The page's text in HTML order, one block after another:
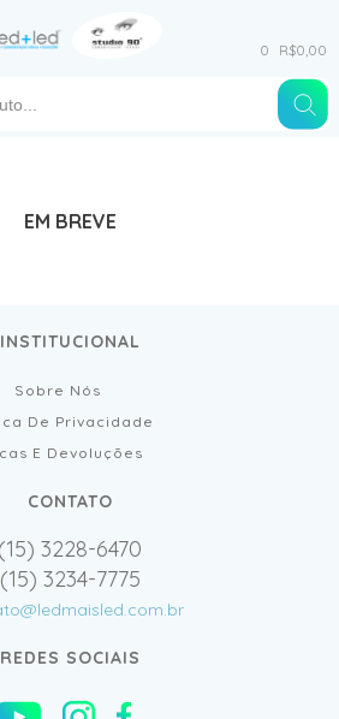
0 R$0,00
EM BREVE
INSTITUCIONAL
Sobre Nós
De Privacidade
E Devoluções
CONTATO
(15) 3228-6470
(15) 3234-7775
REDES SOCIAIS